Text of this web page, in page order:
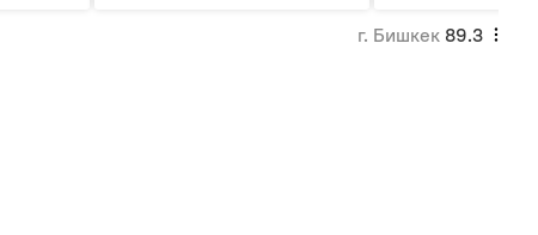
г. Бишкек 89.3